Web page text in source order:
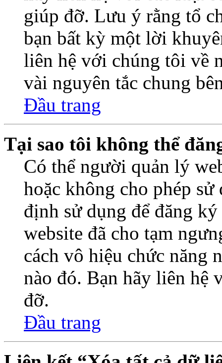
giúp đỡ. Lưu ý rằng tổ
bạn bất kỳ một lời
liên hệ với chúng tôi về
vài nguyên tắc chung
Đầu trang
Tại sao tôi không thể
Có thể người quản lý
hoặc không cho phép
định sử dụng để đăng
website đã cho tạm
cách vô hiệu chức năng
nào đó. Bạn hãy liên hệ
đỡ.
Đầu trang